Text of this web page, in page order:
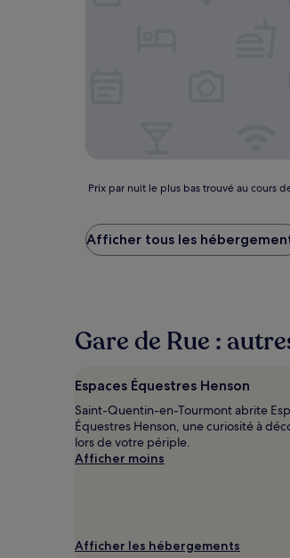
Prix
nuit
le
plus
des
24 dernières
sur
la
base
d’un
séjour
d’une
prix
Prix par nuit le plus bas trouvé au cours
Afficher tous les
Gare de Rue :
Espaces Équestres Henson
Saint-Quentin-en-Tourmont abrite
Équestres Henson, une curiosité à
lors de votre périple.
Afficher moins
Afficher les hébergements